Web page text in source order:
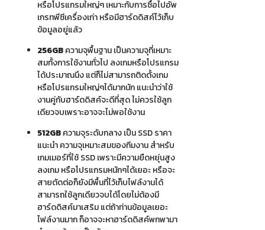
หรือโปรแกรมใหญ่ๆ เหมาะกับการซื้อไปอัพ
เกรทพีซีเครื่องเก่า หรือมีฮาร์ดดิสค์ไว้เก็บ
ข้อมูลอยู่แล้ว
256GBความจุพื้นฐาน เป็นความจุที่เหมาะ
สมทั้งการใช้งานทั่วไป ลงเกมหรือโปรแกรม
ได้ประมาณนึง แต่ก็ไม่สามารถติดตั้งเกม
หรือโปรแกรมใหญ่ๆได้มากนัก แนะนำว่าใช้
งานคู่กับฮาร์ดดิสค์จะดีที่สุด ไม่ควรใช้ลูก
เดียวจบเพราะอาจจะไม่พอใช้งาน
512GBความจุระดับกลาง เป็น SSD ราคา
แนะนำ ความจุเหมาะสมของทีมงาน สำหรับ
เกมเมอร์ที่ใช้ SSD เพราะมีความยืดหยุ่นสูง
ลงเกม หรือโปรแกรมหนักๆได้เยอะ หรือจะ
สายตัดต่อก็ยังมีพื้นที่ไว้เก็บไฟล์งานได้
สามารถใช้ลูกเดียวจบได้โดยไม่ต้องมี
ฮาร์ดดิสค์มาเสริม แต่ถ้าท่านข้อมูลเยอะ
ไฟล์งานมาก ก็อาจจะหาฮาร์ดดิสค์พกพามา